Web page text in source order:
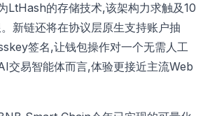
LtHash的存储技术,该架构力求触及10
新链还将在协议层原生支持账户抽
签名,让钱包操作对一个无需人工
交易智能体而言,体验更接近主流Web